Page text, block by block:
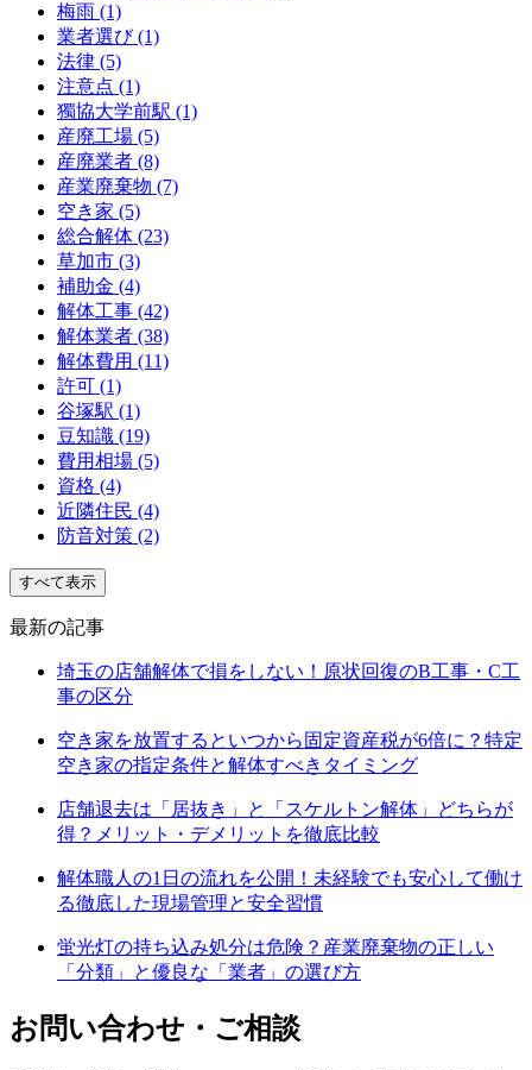
梅雨 (1)
業者選び (1)
法律 (5)
注意点 (1)
獨協大学前駅 (1)
産廃工場 (5)
産廃業者 (8)
産業廃棄物 (7)
空き家 (5)
総合解体 (23)
草加市 (3)
補助金 (4)
解体工事 (42)
解体業者 (38)
解体費用 (11)
許可 (1)
谷塚駅 (1)
豆知識 (19)
費用相場 (5)
資格 (4)
近隣住民 (4)
防音対策 (2)
すべて表示
最新の記事
埼玉の店舗解体で損をしない！原状回復のB工事・C工
事の区分
空き家を放置するといつから固定資産税が6倍に？特定
空き家の指定条件と解体すべきタイミング
店舗退去は「居抜き」と「スケルトン解体」どちらが
得？メリット・デメリットを徹底比較
解体職人の1日の流れを公開！未経験でも安心して働け
る徹底した現場管理と安全習慣
蛍光灯の持ち込み処分は危険？産業廃棄物の正しい
「分類」と優良な「業者」の選び方
お問い合わせ・ご相談